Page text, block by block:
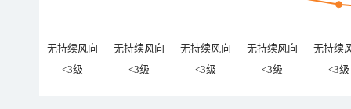
无持续风向 无持续风向 无持续风向 无持续风向
无持续
<3级
<3级 <3级 <3级 <3级